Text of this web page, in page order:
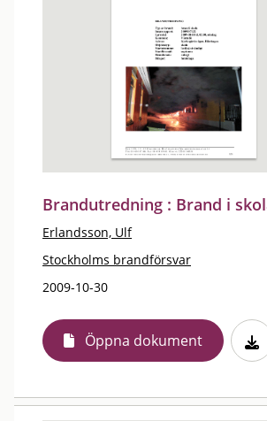
Brandutredning : Brand i
Erlandsson, Ulf
Stockholms brandförsvar
2009-10-30
Öppna dokument